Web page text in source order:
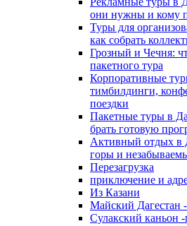
они нужны и кому
Туры для
как собрать
Грозный и Чечня:
пакетного тура
Корпоративные
тимбилдинги,
поездки
Пакетные туры в
брать готовую
Активный отдых в
горы и
Перезагрузка
приключение и
Из Казани
Майский Дагестан
Сулакский каньон